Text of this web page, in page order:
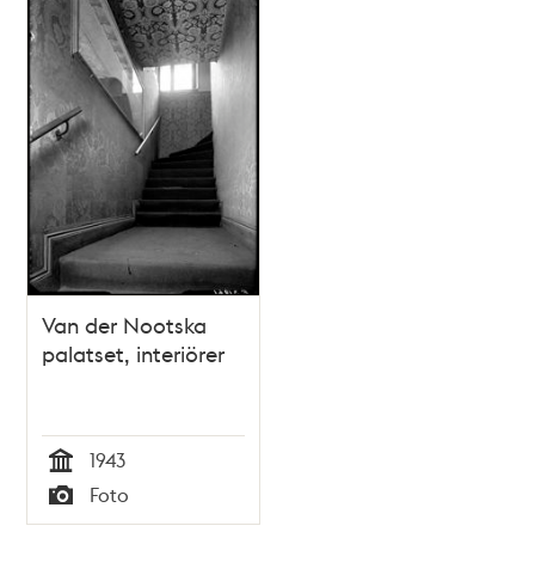
Van der Nootska
palatset, interiörer
Tid
1943
Typ
Foto